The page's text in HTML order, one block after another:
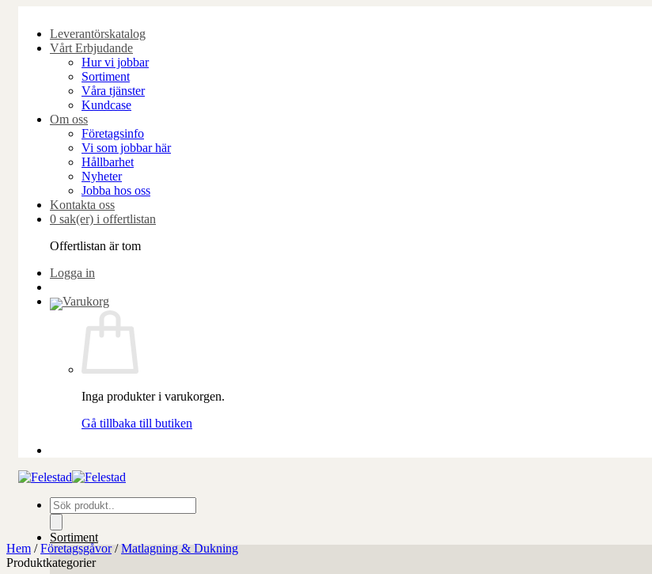
content
Leverantörskatalog
Vårt Erbjudande
Hur vi jobbar
Sortiment
Våra tjänster
Kundcase
Om oss
Företagsinfo
Vi som jobbar här
Hållbarhet
Nyheter
Jobba hos oss
Kontakta oss
0 sak(er) i offertlistan
Offertlistan är tom
Logga in
Inga produkter i varukorgen.
Gå tillbaka till butiken
Produktsökning
Sortiment
Hem / Företagsgåvor / Matlagning & Dukning
Produktkategorier